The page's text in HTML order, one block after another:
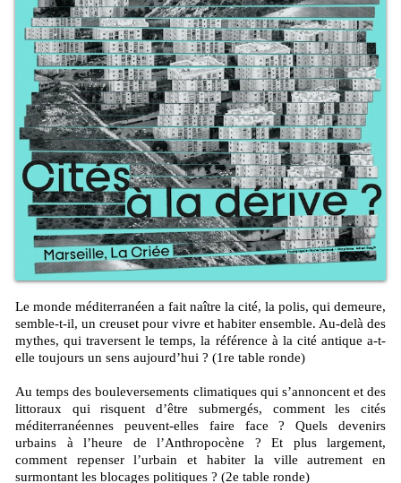
Le monde méditerranéen a fait naître la cité, la polis, qui demeure,
semble-t-il, un creuset pour vivre et habiter ensemble. Au-delà des
mythes, qui traversent le temps, la référence à la cité antique a-t-
elle toujours un sens aujourd’hui ? (1re table ronde)
Au temps des bouleversements climatiques qui s’annoncent et des
littoraux qui risquent d’être submergés, comment les cités
méditerranéennes peuvent-elles faire face ? Quels devenirs
urbains à l’heure de l’Anthropocène ? Et plus largement,
comment repenser l’urbain et habiter la ville autrement en
surmontant les blocages politiques ? (2e table ronde)